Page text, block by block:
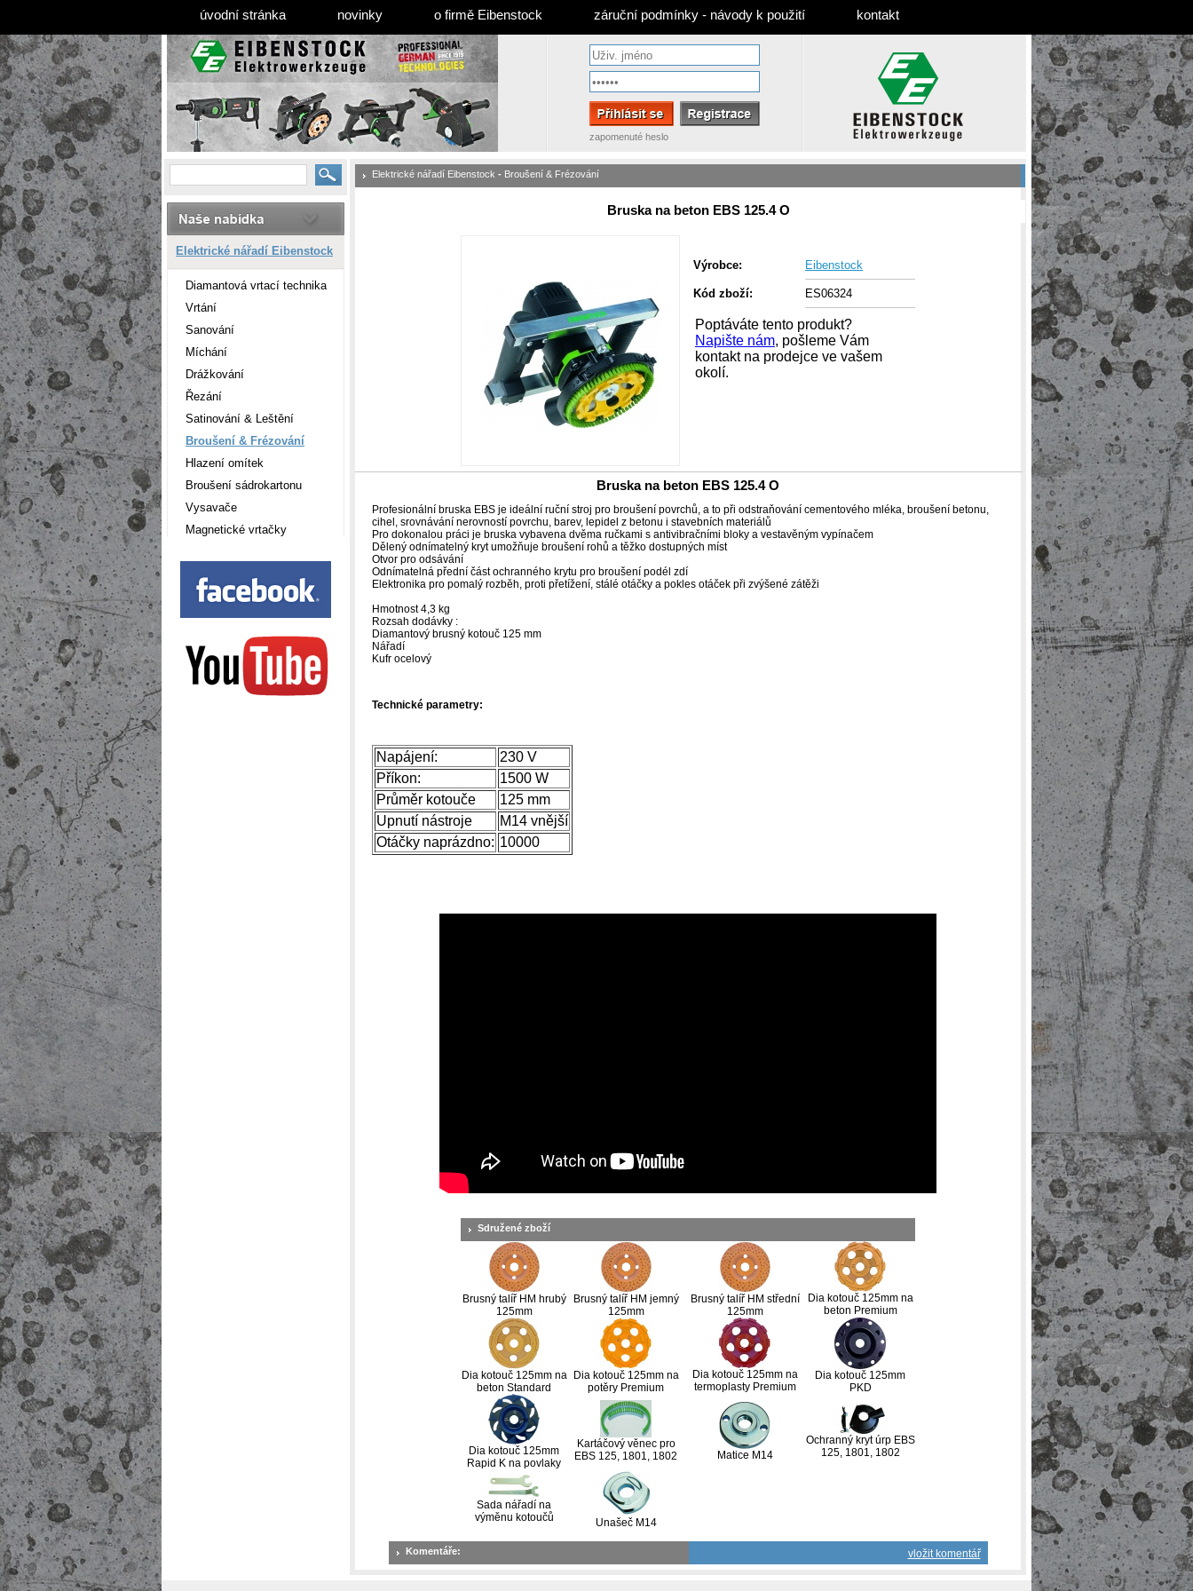
úvodní stránka novinky o firmě Eibenstock záruční podmínky - návody k použití kontakt
zapomenuté heslo
Elektrické nářadí Eibenstock
Diamantová vrtací technika
Vrtání
Sanování
Míchání
Drážkování
Řezání
Satinování & Leštění
Broušení & Frézování
Hlazení omítek
Broušení sádrokartonu
Vysavače
Magnetické vrtačky
Elektrické nářadí Eibenstock - Broušení & Frézování
Bruska na beton EBS 125.4 O
Výrobce: Eibenstock
Kód zboží: ES06324
Poptáváte tento produkt?
Napište nám, pošleme Vám
kontakt na prodejce ve vašem
okolí.
Bruska na beton EBS 125.4 O
Profesionální bruska EBS je ideální ruční stroj pro broušení povrchů, a to při odstraňování cementového mléka, broušení betonu,
cihel, srovnávání nerovností povrchu, barev, lepidel z betonu i stavebních materiálů
Pro dokonalou práci je bruska vybavena dvěma ručkami s antivibračními bloky a vestavěným vypínačem
Dělený odnímatelný kryt umožňuje broušení rohů a těžko dostupných míst
Otvor pro odsávání
Odnímatelná přední část ochranného krytu pro broušení podél zdí
Elektronika pro pomalý rozběh, proti přetížení, stálé otáčky a pokles otáček při zvýšené zátěži
Hmotnost 4,3 kg
Rozsah dodávky :
Diamantový brusný kotouč 125 mm
Nářadí
Kufr ocelový
Technické parametry:
Napájení:
230 V
Příkon:
1500 W
Průměr kotouče
125 mm
Upnutí nástroje
M14 vnější
Otáčky naprázdno: 10000
Sdružené zboží
Brusný talíř HM hrubý
125mm
Brusný talíř HM jemný
125mm
Brusný talíř HM střední
125mm
Dia kotouč 125mm na
beton Premium
Dia kotouč 125mm na
beton Standard
Dia kotouč 125mm na
potěry Premium
Dia kotouč 125mm na
termoplasty Premium
Dia kotouč 125mm
PKD
Dia kotouč 125mm
Rapid K na povlaky
Kartáčový věnec pro
EBS 125, 1801, 1802
Matice M14
Ochranný kryt úrp EBS
125, 1801, 1802
Sada nářadí na
výměnu kotoučů
Unašeč M14
Komentáře: vložit komentář